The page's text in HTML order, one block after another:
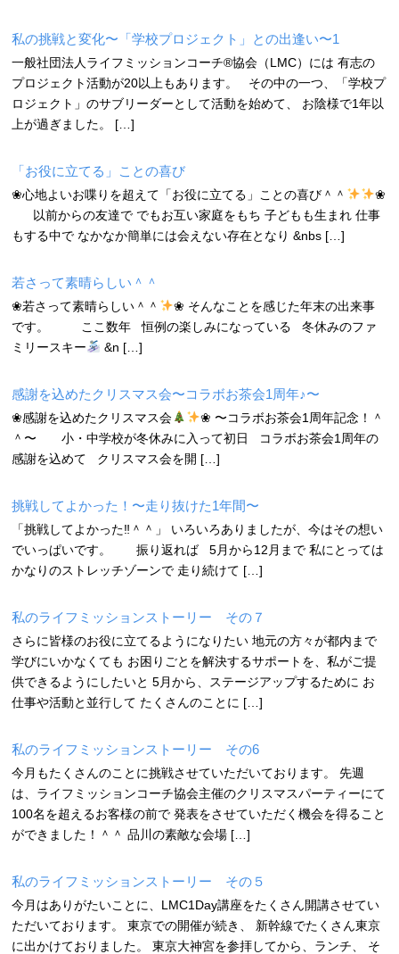
私の挑戦と変化〜「学校プロジェクト」との出逢い〜1
一般社団法人ライフミッションコーチ®︎協会（LMC）には 有志の
プロジェクト活動が20以上もあります。 その中の一つ、「学校プ
ロジェクト」のサブリーダーとして活動を始めて、 お陰様で1年以
上が過ぎました。 […]
「お役に立てる」ことの喜び
❀心地よいお喋りを超えて「お役に立てる」ことの喜び＾＾
❀
以前からの友達で でもお互い家庭をもち 子どもも生まれ 仕事
もする中で なかなか簡単には会えない存在となり &nbs […]
若さって素晴らしい＾＾
❀若さって素晴らしい＾＾
❀ そんなことを感じた年末の出来事
です。 ここ数年 恒例の楽しみになっている 冬休みのファ
ミリースキー
&n […]
感謝を込めたクリスマス会〜コラボお茶会1周年♪〜
❀感謝を込めたクリスマス会
❀ 〜コラボお茶会1周年記念！＾
＾〜 小・中学校が冬休みに入って初日 コラボお茶会1周年の
感謝を込めて クリスマス会を開 […]
挑戦してよかった！〜走り抜けた1年間〜
「挑戦してよかった‼︎＾＾」 いろいろありましたが、今はその想い
でいっぱいです。 振り返れば 5月から12月まで 私にとっては
かなりのストレッチゾーンで 走り続けて […]
私のライフミッションストーリー その７
さらに皆様のお役に立てるようになりたい 地元の方々が都内まで
学びにいかなくても お困りごとを解決するサポートを、私がご提
供できるようにしたいと 5月から、ステージアップするために お
仕事や活動と並行して たくさんのことに […]
私のライフミッションストーリー その6
今月もたくさんのことに挑戦させていただいております。 先週
は、ライフミッションコーチ協会主催のクリスマスパーティーにて
100名を超えるお客様の前で 発表をさせていただく機会を得ること
ができました！＾＾ 品川の素敵な会場 […]
私のライフミッションストーリー その５
今月はありがたいことに、LMC1Day講座をたくさん開講させてい
ただいております。 東京での開催が続き、 新幹線でたくさん東京
に出かけておりました。 東京大神宮を参拝してから、ランチ、 そ